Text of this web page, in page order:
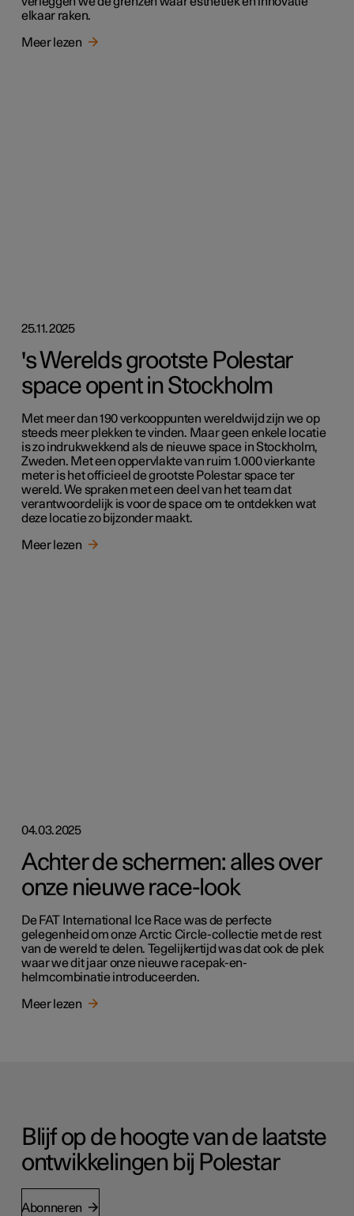
elkaar raken.
Meer lezen
25.11.2025
's Werelds grootste Polestar
space opent in Stockholm
Met meer dan 190 verkooppunten wereldwijd zijn we op
steeds meer plekken te vinden. Maar geen enkele locatie
is zo indrukwekkend als de nieuwe space in Stockholm,
Zweden. Met een oppervlakte van ruim 1.000 vierkante
meter is het officieel de grootste Polestar space ter
wereld. We spraken met een deel van het team dat
verantwoordelijk is voor de space om te ontdekken wat
deze locatie zo bijzonder maakt.
Meer lezen
04.03.2025
Achter de schermen: alles over
onze nieuwe race-look
De FAT International Ice Race was de perfecte
gelegenheid om onze Arctic Circle-collectie met de rest
van de wereld te delen. Tegelijkertijd was dat ook de plek
waar we dit jaar onze nieuwe racepak-en-
helmcombinatie introduceerden.
Meer lezen
Blijf op de hoogte van de laatste
ontwikkelingen bij Polestar
Abonneren